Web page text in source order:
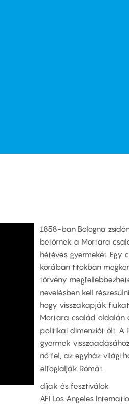
1858-ban Bologna
betörnek a Mortara
hétéves gyermekét.
korában titokban
törvény
nevelésben kell
hogy visszakapják
Mortara család oldalán
politikai dimenziót ölt. A
gyermek
nő fel, az egyház világi
elfoglalják Rómát.
díjak és fesztiválok
AFI Los Angeles